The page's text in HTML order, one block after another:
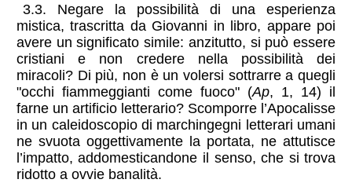
3.3. Negare la possibilità di una esperienza
mistica, trascritta da Giovanni in libro, appare poi
avere un significato simile: anzitutto, si può essere
cristiani e non credere nella possibilità dei
miracoli? Di più, non è un volersi sottrarre a quegli
"occhi fiammeggianti come fuoco" (Ap, 1, 14) il
farne un artificio letterario? Scomporre l’Apocalisse
in un caleidoscopio di marchingegni letterari umani
ne svuota oggettivamente la portata, ne attutisce
l’impatto, addomesticandone il senso, che si trova
ridotto a ovvie banalità.